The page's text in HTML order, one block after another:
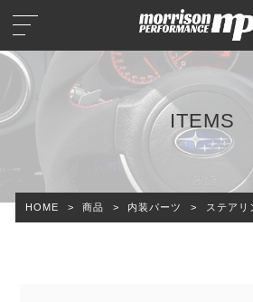
ITEMS
HOME > 商品 > 内装パーツ > ステアリ